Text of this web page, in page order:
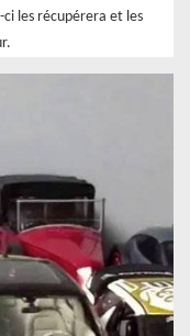
ci les récupérera et les